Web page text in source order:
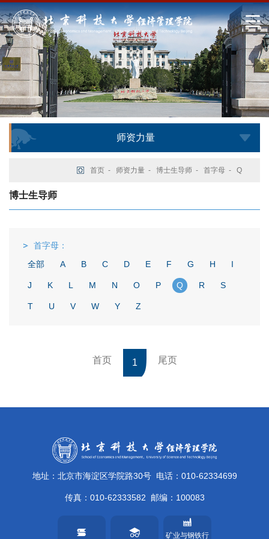
师资力量
首页 - 师资力量 - 博士生导师 - 首字母 - Q
博士生导师
首字母：
全部
A B C D E F G H I
J K L M N O P Q R S
T U V W Y Z
首页 1 尾页
地址：北京市海淀区学院路30号 电话：010-62334699
传真：010-62333582 邮编：100083
矿业与钢铁行